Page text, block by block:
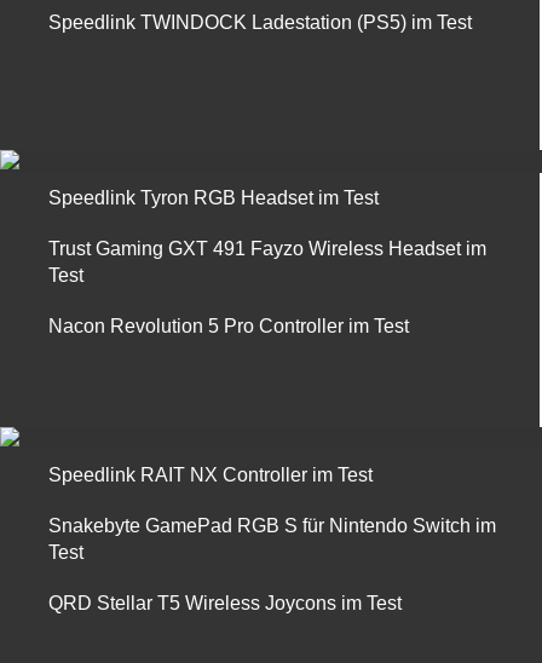
Speedlink TWINDOCK Ladestation (PS5) im Test
Speedlink Tyron RGB Headset im Test
Trust Gaming GXT 491 Fayzo Wireless Headset im
Test
Nacon Revolution 5 Pro Controller im Test
Speedlink RAIT NX Controller im Test
Snakebyte GamePad RGB S für Nintendo Switch im
Test
QRD Stellar T5 Wireless Joycons im Test